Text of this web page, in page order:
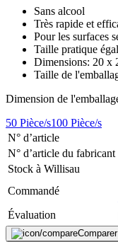
Sans alcool
Très rapide et
Pour les surfaces
Taille pratique
Dimensions: 20 x
Taille de
Dimension de
50 Pièce/s100 Pièce/s
N° d’article
N° d’article du fabricant
Stock à Willisau
Commandé
Évaluation
Comparer